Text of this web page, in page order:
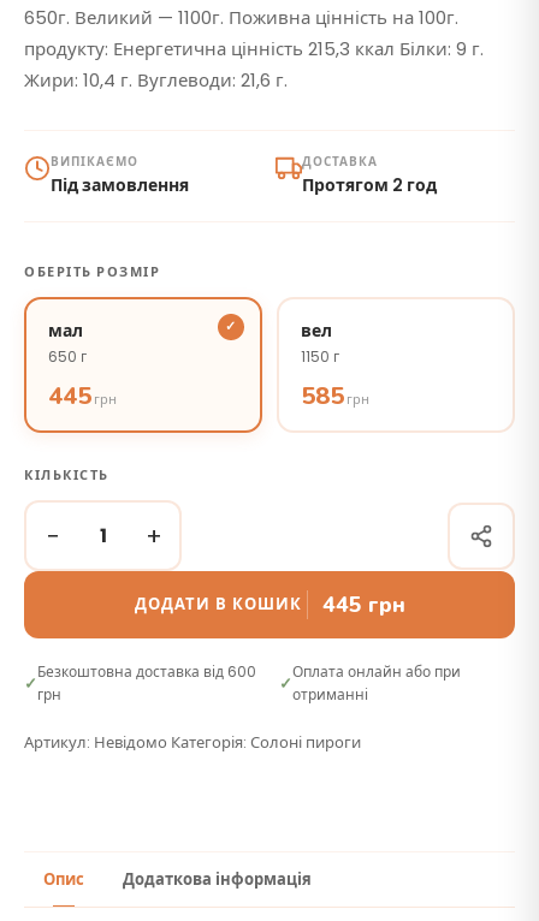
650г. Великий — 1100г. Поживна цінність на 100г.
продукту: Енергетична цінність 215,3 ккал Білки: 9 г.
Жири: 10,4 г. Вуглеводи: 21,6 г.
ВИПІКАЄМО
Під замовлення
ДОСТАВКА
Протягом 2 год
ОБЕРІТЬ РОЗМІР
мал
650 г
445 грн
вел
1150 г
585 грн
КІЛЬКІСТЬ
− +
ДОДАТИ В КОШИК 445 грн
Безкоштовна доставка від 600
грн
Оплата онлайн або при
отриманні
Артикул: Невідомо Категорія: Солоні пироги
Опис Додаткова інформація